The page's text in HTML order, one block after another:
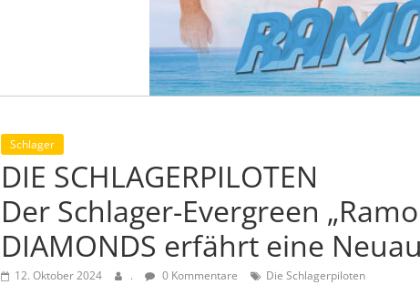
Schlager
DIE SCHLAGERPILOTEN
Der Schlager-Evergreen
DIAMONDS erfährt eine
12. Oktober 2024 . 0 Kommentare Die Schlagerpiloten